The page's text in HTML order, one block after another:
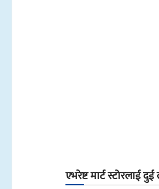
एभरेष्ट मार्ट स्टोरलाई